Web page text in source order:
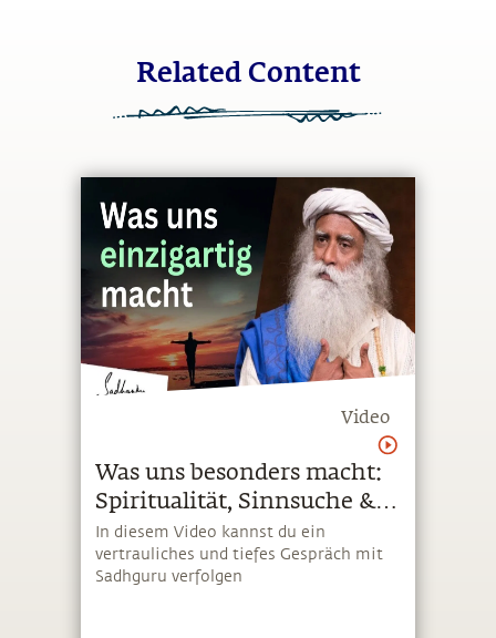
Related Content
Video
Was uns besonders macht:
Spiritualität, Sinnsuche &
Yoga im Alltag
In diesem Video kannst du ein
vertrauliches und tiefes Gespräch mit
Sadhguru verfolgen